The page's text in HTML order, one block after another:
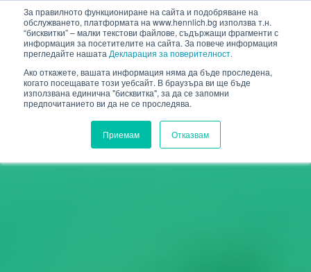
За правилното функциониране на сайта и подобряване на
обслужването, платформата на www.hennlich.bg използва т.н.
“бисквитки” – малки текстови файлове, съдържащи фрагменти с
информация за посетителите на сайта. За повече информация
прегледайте нашата Декларация за поверителност.
Ако откажете, вашата информация няма да бъде проследена,
когато посещавате този уебсайт. В браузъра ви ще бъде
използвана единична "бисквитка", за да се запомни
предпочитанието ви да не се проследява.
Приемам Отказвам
HENNLICH